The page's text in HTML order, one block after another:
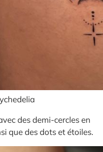
des demi-cercles en
que des dots et étoiles.